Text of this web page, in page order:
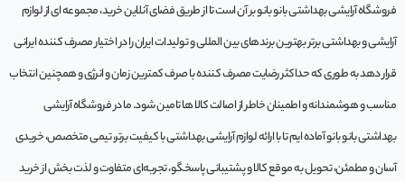
فروشگاه آرایشی بهداشتی بانو بانو بر آن است تا از طریق فضای آنلاین خرید، مجموعه‌ ای از لوازم
آرایشی و بهداشتی برتر بهترین برندهای بین المللی و تولیدات ایران را در اختیار مصرف کننده ایرانی
قرار دهد به طوری که حداکثر رضایت مصرف کننده با صرف کمترین زمان و انرژی و همچنین انتخاب
مناسب و هوشمندانه و اطمینان خاطر از اصالت کالا ها تامین شود. ما در فروشگاه آرایشی
بهداشتی بانو بانو آماده ایم تا با ارائه لوازم آرایشی بهداشتی با کیفیت برتر، تیمی متخصص، خریدی
آسان و مطمئن، تحویل به موقع کالا و پشتیبانی پاسخگو، تجربه‌ای متفاوت و لذت بخش از خرید